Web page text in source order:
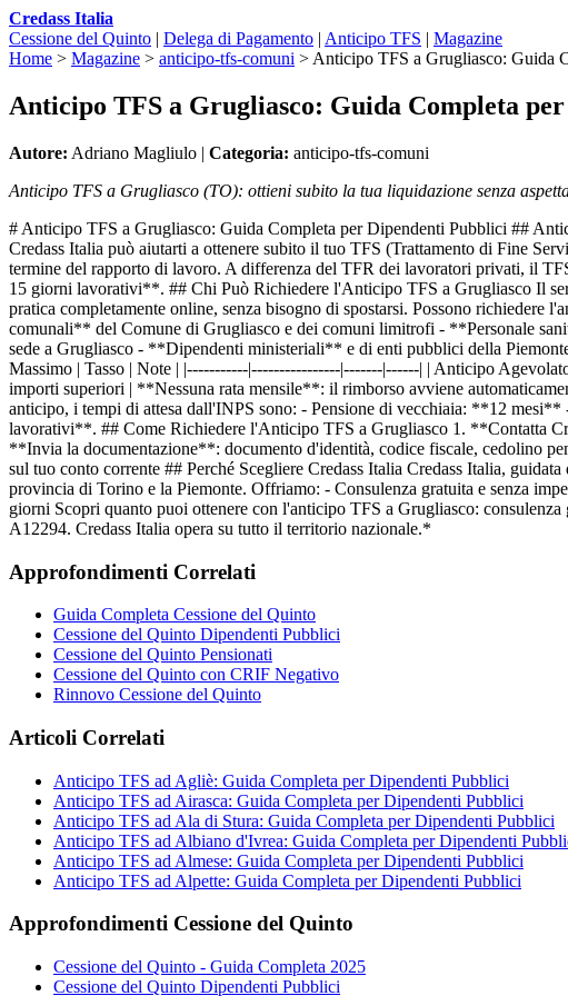
Credass Italia
Cessione del Quinto | Delega di Pagamento | Anticipo TFS | Magazine
Home > Magazine > anticipo-tfs-comuni > Anticipo TFS a Grugliasco: Guida
Anticipo TFS a Grugliasco: Guida Completa
Autore: Adriano Magliulo | Categoria: anticipo-tfs-comuni
Anticipo TFS a Grugliasco (TO): ottieni subito la tua liquidazione senza
# Anticipo TFS a Grugliasco: Guida Completa per Dipendenti Pubblici ##
Credass Italia può aiutarti a ottenere subito il tuo TFS (Trattamento di Fine
termine del rapporto di lavoro. A differenza del TFR dei lavoratori privati, il
15 giorni lavorativi**. ## Chi Può Richiedere l'Anticipo TFS a Grugliasco Il
pratica completamente online, senza bisogno di spostarsi. Possono
comunali** del Comune di Grugliasco e dei comuni limitrofi - **Personale
sede a Grugliasco - **Dipendenti ministeriali** e di enti pubblici della
Massimo | Tasso | Note | |-----------|----------------|-------|------| | Anticipo
importi superiori | **Nessuna rata mensile**: il rimborso avviene
anticipo, i tempi di attesa dall'INPS sono: - Pensione di vecchiaia: **12
lavorativi**. ## Come Richiedere l'Anticipo TFS a Grugliasco 1. **Contatta
**Invia la documentazione**: documento d'identità, codice fiscale, cedolino
sul tuo conto corrente ## Perché Scegliere Credass Italia Credass Italia,
provincia di Torino e la Piemonte. Offriamo: - Consulenza gratuita e senza
giorni Scopri quanto puoi ottenere con l'anticipo TFS a Grugliasco:
A12294. Credass Italia opera su tutto il territorio nazionale.*
Approfondimenti Correlati
Guida Completa Cessione del Quinto
Cessione del Quinto Dipendenti Pubblici
Cessione del Quinto Pensionati
Cessione del Quinto con CRIF Negativo
Rinnovo Cessione del Quinto
Articoli Correlati
Anticipo TFS ad Agliè: Guida Completa per Dipendenti Pubblici
Anticipo TFS ad Airasca: Guida Completa per Dipendenti Pubblici
Anticipo TFS ad Ala di Stura: Guida Completa per Dipendenti Pubblici
Anticipo TFS ad Albiano d'Ivrea: Guida Completa per Dipendenti
Anticipo TFS ad Almese: Guida Completa per Dipendenti Pubblici
Anticipo TFS ad Alpette: Guida Completa per Dipendenti Pubblici
Approfondimenti Cessione del Quinto
Cessione del Quinto - Guida Completa 2025
Cessione del Quinto Dipendenti Pubblici